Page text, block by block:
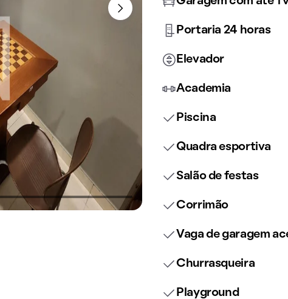
Portaria 24 horas
Elevador
Academia
Piscina
Quadra esportiva
Salão de festas
Corrimão
Vaga de garagem
Churrasqueira
Playground